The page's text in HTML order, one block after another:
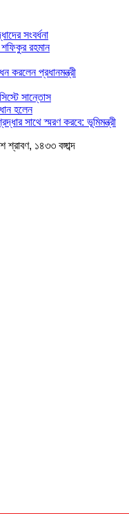
সংবর্ধনা
রহমান
করলেন প্রধানমন্ত্রী
সান্তোস
হলেন
সাথে স্মরণ করবে: ভূমিমন্ত্রী
১৪৩৩ বঙ্গাব্দ